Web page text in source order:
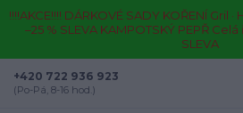
!!!!AKCE!!!! DÁRKOVÉ SADY KOŘENÍ Gril
–25 % SLEVA KAMPOTSKÝ PEPŘ
SLEVA
+420 722 936 923
(Po-Pá, 8-16 hod.)